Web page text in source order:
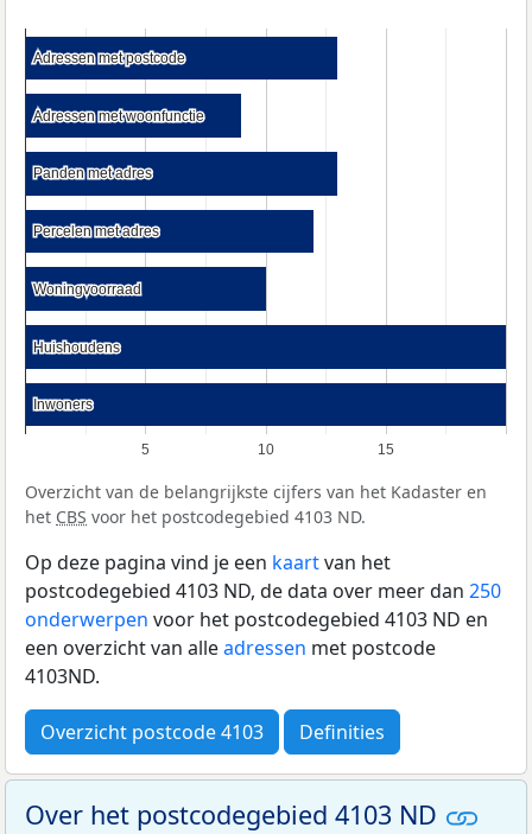
5 10 15
Adressen met postcode
Adressen met postcode
Adressen met woonfunctie
Adressen met woonfunctie
Panden met adres
Panden met adres
Percelen met adres
Percelen met adres
Woningvoorraad
Woningvoorraad
Huishoudens
Huishoudens
Inwoners
Inwoners
Overzicht van de belangrijkste cijfers van het Kadaster en
het CBS voor het postcodegebied 4103 ND.
Op deze pagina vind je een kaartvan het
postcodegebied 4103 ND, de data over meer dan 250
onderwerpen voor het postcodegebied 4103 ND en
een overzicht van alleadressen met postcode
4103ND.
Overzicht postcode 4103 Definities
Over het postcodegebied 4103 ND